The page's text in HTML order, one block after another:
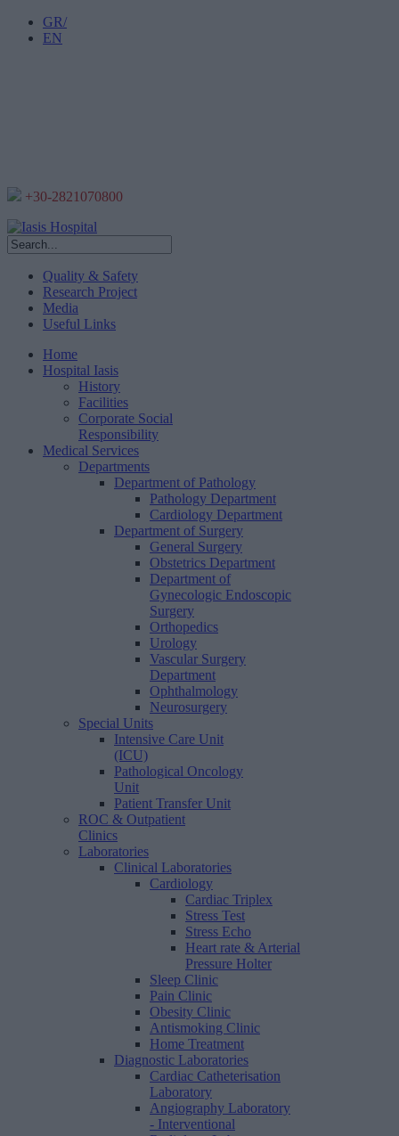
GR/
EN
+30-2821070800
Quality & Safety
Research Project
Media
Useful Links
Home
Hospital Iasis
History
Facilities
Corporate Social
Responsibility
Medical Services
Departments
Department of Pathology
Pathology Department
Cardiology Department
Department of Surgery
General Surgery
Obstetrics Department
Department of
Gynecologic Endoscopic
Surgery
Orthopedics
Urology
Vascular Surgery
Department
Ophthalmology
Neurosurgery
Special Units
Intensive Care Unit
(ICU)
Pathological Oncology
Unit
Patient Transfer Unit
ROC & Outpatient
Clinics
Laboratories
Clinical Laboratories
Cardiology
Cardiac Triplex
Stress Test
Stress Echo
Heart rate & Arterial
Pressure Holter
Sleep Clinic
Pain Clinic
Obesity Clinic
Antismoking Clinic
Home Treatment
Diagnostic Laboratories
Cardiac Catheterisation
Laboratory
Angiography Laboratory
- Interventional